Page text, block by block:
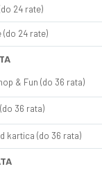
24 rate)
(do 24 rate)
& Fun (do 36 rata)
36 rata)
kartica (do 36 rata)